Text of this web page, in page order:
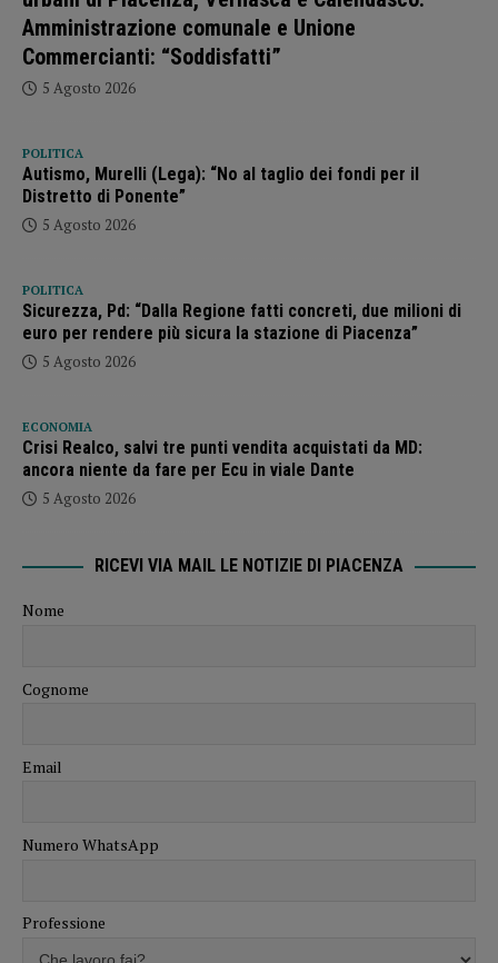
Amministrazione comunale e Unione
Commercianti: “Soddisfatti”
5 Agosto 2026
POLITICA
Autismo, Murelli (Lega): “No al taglio dei fondi per il
Distretto di Ponente”
5 Agosto 2026
POLITICA
Sicurezza, Pd: “Dalla Regione fatti concreti, due milioni di
euro per rendere più sicura la stazione di Piacenza”
5 Agosto 2026
ECONOMIA
Crisi Realco, salvi tre punti vendita acquistati da MD:
ancora niente da fare per Ecu in viale Dante
5 Agosto 2026
RICEVI VIA MAIL LE NOTIZIE DI PIACENZA
Nome
Cognome
Email
Numero WhatsApp
Professione